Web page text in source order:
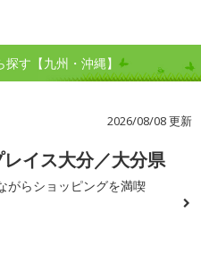
す【九州・沖縄】
2026/08/08 更新
イス大分／大分県
がらショッピングを満喫